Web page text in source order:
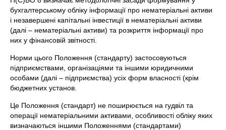
бухгалтерському обліку інформації про нематеріальні активи
і незавершені капітальні інвестиції в нематеріальні активи
(далі – нематеріальні активи) та розкриття інформації про
них у фінансовій звітності.
Норми цього Положення (стандарту) застосовуються
підприємствами, організаціями та іншими юридичними
особами (далі – підприємства) усіх форм власності (крім
бюджетних установ.
Це Положення (стандарт) не поширюється на гудвіл та
операції нематеріальними активами, особливості обліку яких
визначаються іншими Положеннями (стандартами)